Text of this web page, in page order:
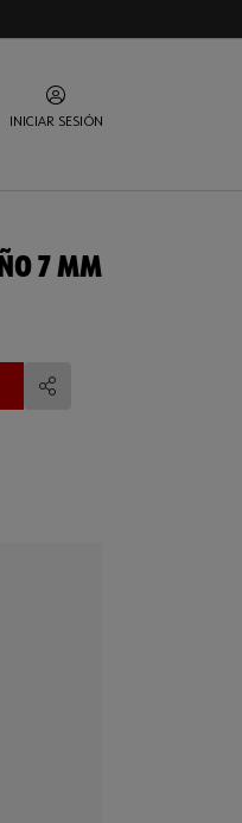
INICIAR SESIÓN
7 MM
Compartir